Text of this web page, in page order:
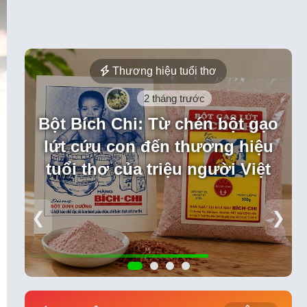
Thương hiệu tuổi thơ
2 tháng trước
Bột Bích Chi: Từ chén bột gạo
lứt cứu con đến thương hiệu
tuổi thơ của triệu người Việt
❮ ❯